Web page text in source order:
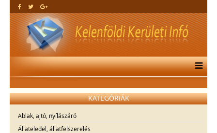
KATEGÓRIÁK
Ablak, ajtó, nyílászáró
Állateledel, állatfelszerelés